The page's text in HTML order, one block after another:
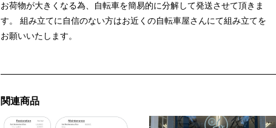
お荷物が大きくなる為、自転車を簡易的に分解して発送させて頂きま
す。 組み立てに自信のない方はお近くの自転車屋さんにて組み立てを
お願いいたします。
関連商品